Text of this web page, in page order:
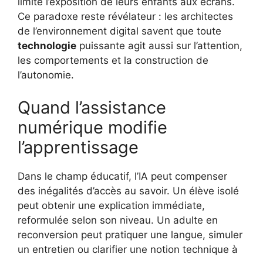
Ce paradoxe reste révélateur : les architectes
de l’environnement digital savent que toute
technologie puissante agit aussi sur l’attention,
les comportements et la construction de
l’autonomie.
Quand l’assistance
numérique modifie
l’apprentissage
Dans le champ éducatif, l’IA peut compenser
des inégalités d’accès au savoir. Un élève isolé
peut obtenir une explication immédiate,
reformulée selon son niveau. Un adulte en
reconversion peut pratiquer une langue, simuler
un entretien ou clarifier une notion technique à